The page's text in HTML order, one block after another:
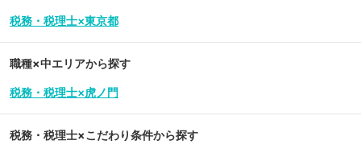
税務・税理士×東京都
職種×中エリアから探す
税務・税理士×虎ノ門
税務・税理士×こだわり条件から探す